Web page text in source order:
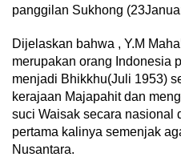
panggilan Sukhong
Dijelaskan bahwa , Y.M
merupakan orang Indonesia
menjadi Bhikkhu(Juli 1953)
kerajaan Majapahit dan
suci Waisak secara nasional
pertama kalinya semenjak
Nusantara.